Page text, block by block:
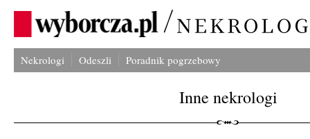
Nekrologi Odeszli Poradnik pogrzebowy
Inne nekrologi